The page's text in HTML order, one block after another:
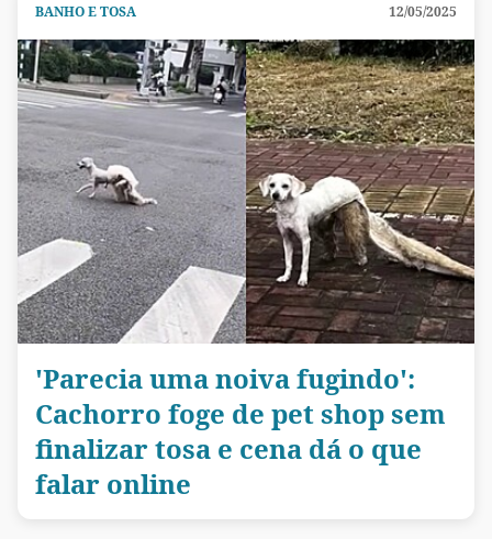
BANHO E TOSA 12/05/2025
'Parecia uma noiva fugindo':
Cachorro foge de pet shop sem
finalizar tosa e cena dá o que
falar online